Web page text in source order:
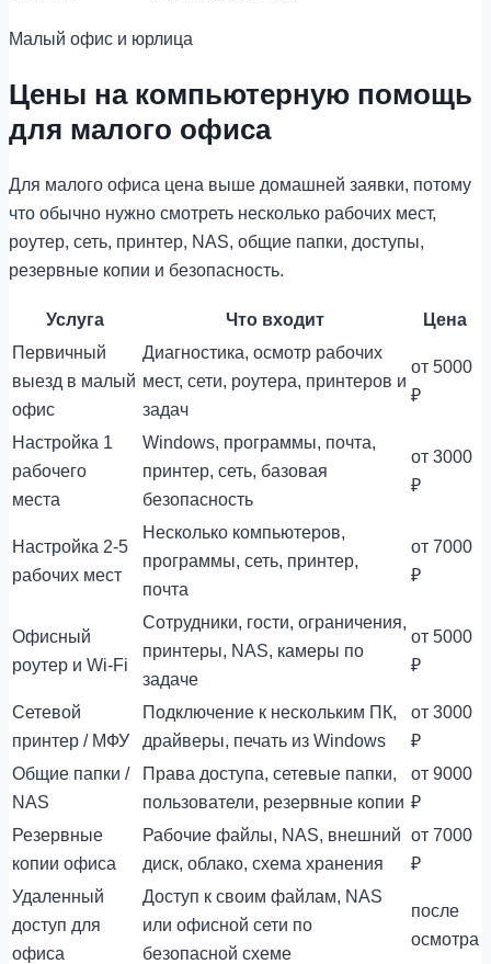
Малый офис и юрлица
Цены на компьютерную помощь
для малого офиса
Для малого офиса цена выше домашней заявки, потому
что обычно нужно смотреть несколько рабочих мест,
роутер, сеть, принтер, NAS, общие папки, доступы,
резервные копии и безопасность.
Услуга Что входит
Цена
Первичный
выезд в малый
офис
Диагностика, осмотр рабочих
мест, сети, роутера, принтеров и
задач
от 5000
₽
Настройка 1
рабочего
места
Windows, программы, почта,
принтер, сеть, базовая
безопасность
от 3000
₽
Настройка 2-5
рабочих мест
Несколько компьютеров,
программы, сеть, принтер,
почта
от 7000
₽
Офисный
роутер и Wi-Fi
Сотрудники, гости, ограничения,
принтеры, NAS, камеры по
задаче
от 5000
₽
Сетевой
принтер / МФУ
Подключение к нескольким ПК,
драйверы, печать из Windows
от 3000
₽
Общие папки /
NAS
Права доступа, сетевые папки,
пользователи, резервные копии
от 9000
₽
Резервные
копии офиса
Рабочие файлы, NAS, внешний
диск, облако, схема хранения
от 7000
₽
Удаленный
доступ для
офиса
Доступ к своим файлам, NAS
или офисной сети по
безопасной схеме
после
осмотра